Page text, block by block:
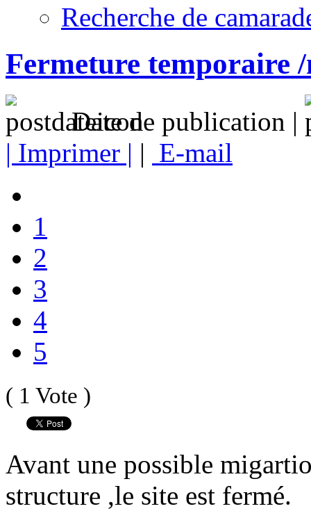
Recherche de
Fermeture temporaire
Date de publication |
| Imprimer | | E-mail
1
2
3
4
5
( 1 Vote )
Avant une possible
structure ,le site est fermé.